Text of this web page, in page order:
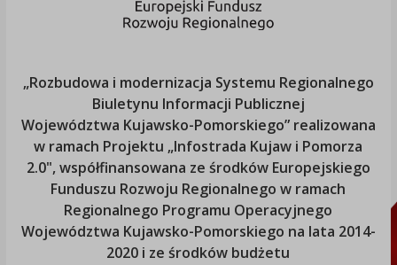
„Rozbudowa i modernizacja Systemu Regionalnego
Biuletynu Informacji Publicznej
Województwa Kujawsko-Pomorskiego” realizowana
w ramach Projektu „Infostrada Kujaw i Pomorza
2.0", współfinansowana ze środków Europejskiego
Funduszu Rozwoju Regionalnego w ramach
Regionalnego Programu Operacyjnego
Województwa Kujawsko-Pomorskiego na lata 2014-
2020 i ze środków budżetu